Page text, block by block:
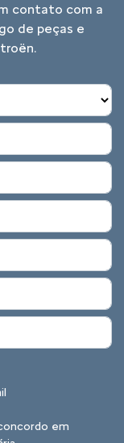
contato com a
de peças e
em